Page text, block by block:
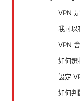
VPN
我可以
VPN
如何選
設定
如何判